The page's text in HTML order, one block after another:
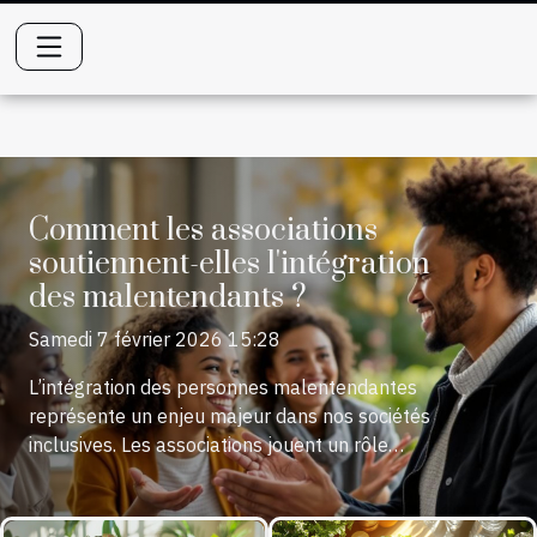
Comment les associations
soutiennent-elles l'intégration
des malentendants ?
Samedi 7 février 2026 15:28
L’intégration des personnes malentendantes
représente un enjeu majeur dans nos sociétés
inclusives. Les associations jouent un rôle
essentiel en facilitant l’accès à l’éducation, à
l’emploi et à la vie sociale pour ce public.
Découvrez comment ces organisations mettent